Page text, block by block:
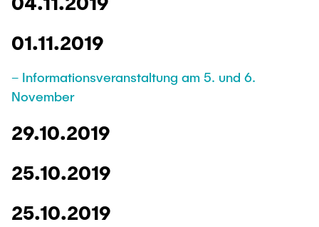
01.11.2019
– Informationsveranstaltung am 5. und 6.
November
29.10.2019
25.10.2019
25.10.2019